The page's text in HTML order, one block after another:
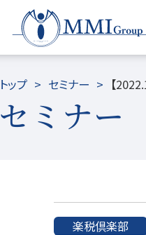
トップ セミナー 【
セミナー
楽税倶楽部